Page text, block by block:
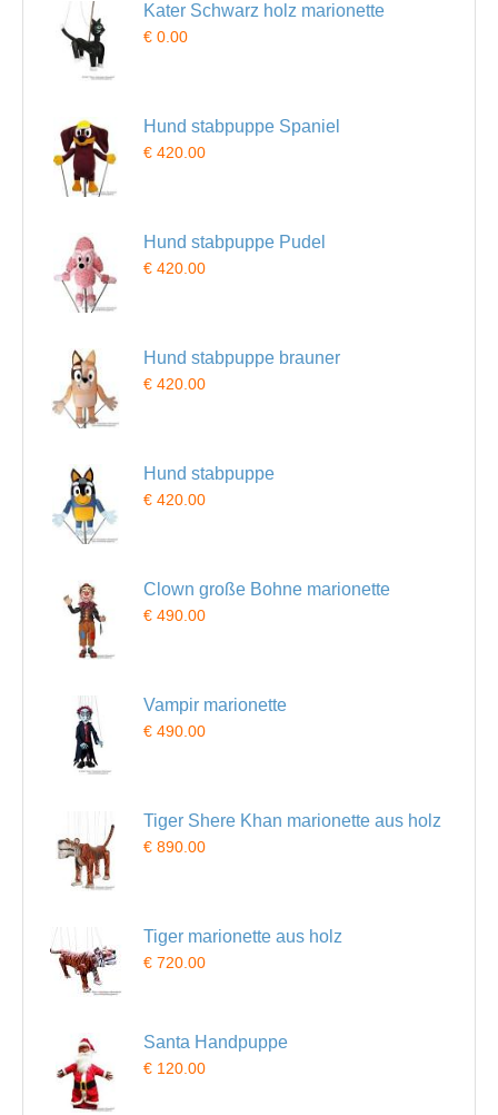
Kater Schwarz holz marionette
€ 0.00
Hund stabpuppe Spaniel
€ 420.00
Hund stabpuppe Pudel
€ 420.00
Hund stabpuppe brauner
€ 420.00
Hund stabpuppe
€ 420.00
Clown große Bohne marionette
€ 490.00
Vampir marionette
€ 490.00
Tiger Shere Khan marionette aus holz
€ 890.00
Tiger marionette aus holz
€ 720.00
Santa Handpuppe
€ 120.00